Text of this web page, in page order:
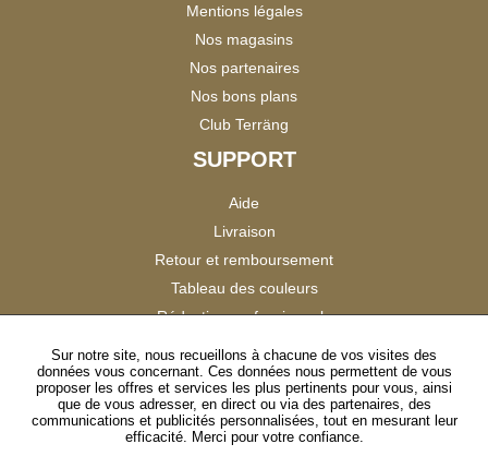
Mentions légales
Nos magasins
Nos partenaires
Nos bons plans
Club Terräng
SUPPORT
Aide
Livraison
Retour et remboursement
Tableau des couleurs
Réduction professionnels
Catalogues
Satisfaction Clients
SUIVEZ-NOUS
Sur notre site, nous recueillons à chacune de vos visites des
données vous concernant. Ces données nous permettent de vous
proposer les offres et services les plus pertinents pour vous, ainsi
que de vous adresser, en direct ou via des partenaires, des
communications et publicités personnalisées, tout en mesurant leur
efficacité. Merci pour votre confiance.